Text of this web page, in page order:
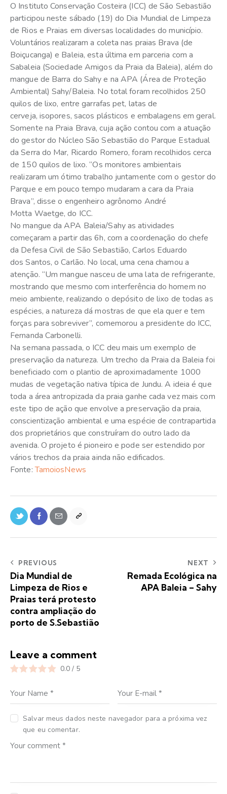
O Instituto Conservação Costeira (ICC) de São Sebastião
participou neste sábado (19) do Dia Mundial de Limpeza
de Rios e Praias em diversas localidades do município.
Voluntários realizaram a coleta nas praias Brava (de
Boiçucanga) e Baleia, esta última em parceria com a
Sabaleia (Sociedade Amigos da Praia da Baleia), além do
mangue de Barra do Sahy e na APA (Área de Proteção
Ambiental) Sahy/Baleia. No total foram recolhidos 250
quilos de lixo, entre garrafas pet, latas de
cerveja, isopores, sacos plásticos e embalagens em geral.
Somente na Praia Brava, cuja ação contou com a atuação
do gestor do Núcleo São Sebastião do Parque Estadual
da Serra do Mar, Ricardo Romero, foram recolhidos cerca
de 150 quilos de lixo. “Os monitores ambientais
realizaram um ótimo trabalho juntamente com o gestor do
Parque e em pouco tempo mudaram a cara da Praia
Brava”, disse o engenheiro agrônomo André
Motta Waetge, do ICC.
No mangue da APA Baleia/Sahy as atividades
começaram a partir das 6h, com a coordenação do chefe
da Defesa Civil de São Sebastião, Carlos Eduardo
dos Santos, o Carlão. No local, uma cena chamou a
atenção. “Um mangue nasceu de uma lata de refrigerante,
mostrando que mesmo com interferência do homem no
meio ambiente, realizando o depósito de lixo de todas as
espécies, a natureza dá mostras de que ela quer e tem
forças para sobreviver”, comemorou a presidente do ICC,
Fernanda Carbonelli.
Na semana passada, o ICC deu mais um exemplo de
preservação da natureza. Um trecho da Praia da Baleia foi
beneficiado com o plantio de aproximadamente 1000
mudas de vegetação nativa típica de Jundu. A ideia é que
toda a área antropizada da praia ganhe cada vez mais com
este tipo de ação que envolve a preservação da praia,
conscientização ambiental e uma espécie de contrapartida
dos proprietários que construíram do outro lado da
avenida. O projeto é pioneiro e pode ser estendido por
vários trechos da praia ainda não edificados.
Fonte:TamoiosNews
PREVIOUS
Dia Mundial de
Limpeza de Rios e
Praias terá protesto
contra ampliação do
porto de S.Sebastião
NEXT
Remada Ecológica na
APA Baleia – Sahy
Leave a comment
0.0 / 5
Salvar meus dados neste navegador para a próxima vez
que eu comentar.